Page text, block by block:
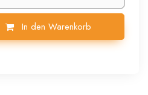
In den Warenkorb